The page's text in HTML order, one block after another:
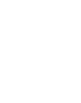
trong lãnh